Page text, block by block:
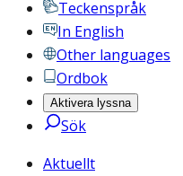
Teckenspråk
In English
Other languages
Ordbok
Aktivera lyssna
Sök
Aktuellt